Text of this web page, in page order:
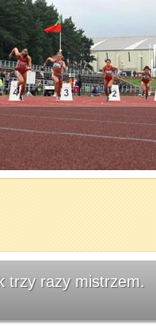
trzy razy mistrzem.